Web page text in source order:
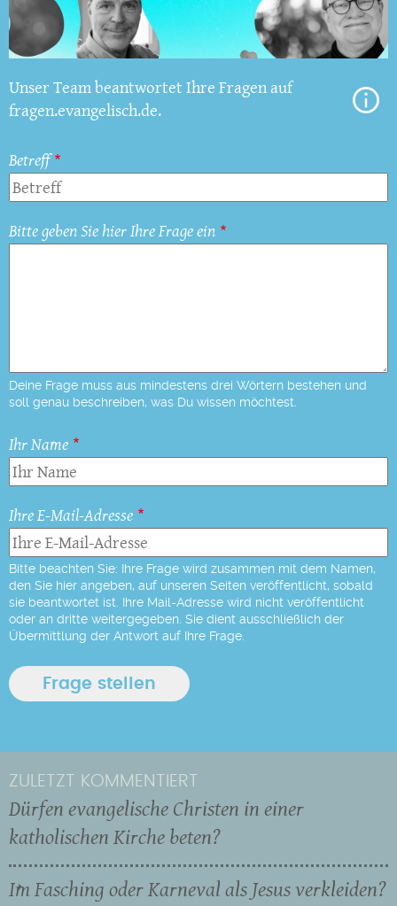
Unser Team beantwortet Ihre Fragen auf
fragen.evangelisch.de.
Betreff
Bitte geben Sie hier Ihre Frage ein
Deine Frage muss aus mindestens drei Wörtern bestehen und
soll genau beschreiben, was Du wissen möchtest.
Ihr Name
Ihre E-Mail-Adresse
Bitte beachten Sie: Ihre Frage wird zusammen mit dem Namen,
den Sie hier angeben, auf unseren Seiten veröffentlicht, sobald
sie beantwortet ist. Ihre Mail-Adresse wird nicht veröffentlicht
oder an dritte weitergegeben. Sie dient ausschließlich der
Übermittlung der Antwort auf Ihre Frage.
ZULETZT KOMMENTIERT
Dürfen evangelische Christen in einer
katholischen Kirche beten?
Im Fasching oder Karneval als Jesus verkleiden?